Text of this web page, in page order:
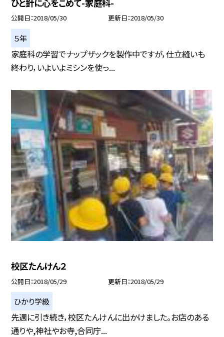
ひと針に心をこめて-家庭科-
公開日 2018/05/30 更新日 2018/05/30
５年
家庭科の学習でナップザックを製作中ですが，仕立縫いも
終わり，いよいよミシンを使っ...
校区たんけん２
公開日 2018/05/29 更新日 2018/05/29
ひかり学級
先週に引き続き，校区たんけんに出かけました。お店のある
通りや,神社やお寺,合同庁...